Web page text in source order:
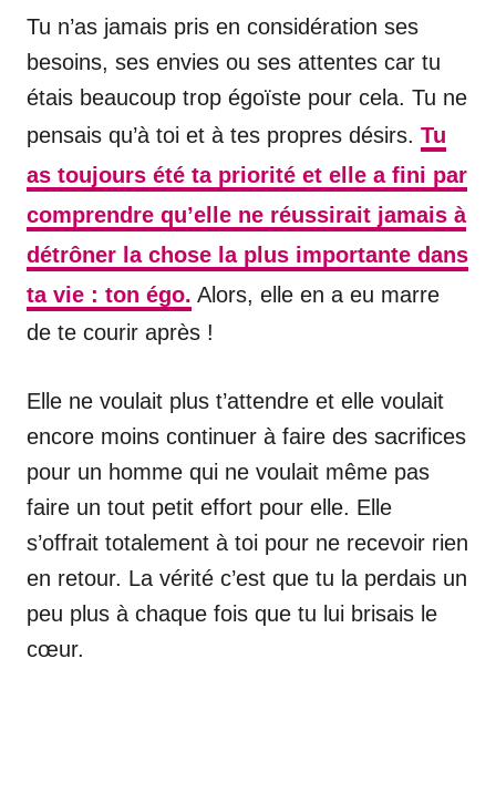
Tu n’as jamais pris en considération ses
besoins, ses envies ou ses attentes car tu
étais beaucoup trop égoïste pour cela. Tu ne
pensais qu’à toi et à tes propres désirs. Tu
as toujours été ta priorité et elle a fini par
comprendre qu’elle ne réussirait jamais à
détrôner la chose la plus importante dans
ta vie : ton égo. Alors, elle en a eu marre
de te courir après !
Elle ne voulait plus t’attendre et elle voulait
encore moins continuer à faire des sacrifices
pour un homme qui ne voulait même pas
faire un tout petit effort pour elle. Elle
s’offrait totalement à toi pour ne recevoir rien
en retour. La vérité c’est que tu la perdais un
peu plus à chaque fois que tu lui brisais le
cœur.